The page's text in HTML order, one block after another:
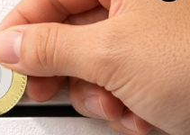
el Código Civil
pudieran
y destacada en la lucha